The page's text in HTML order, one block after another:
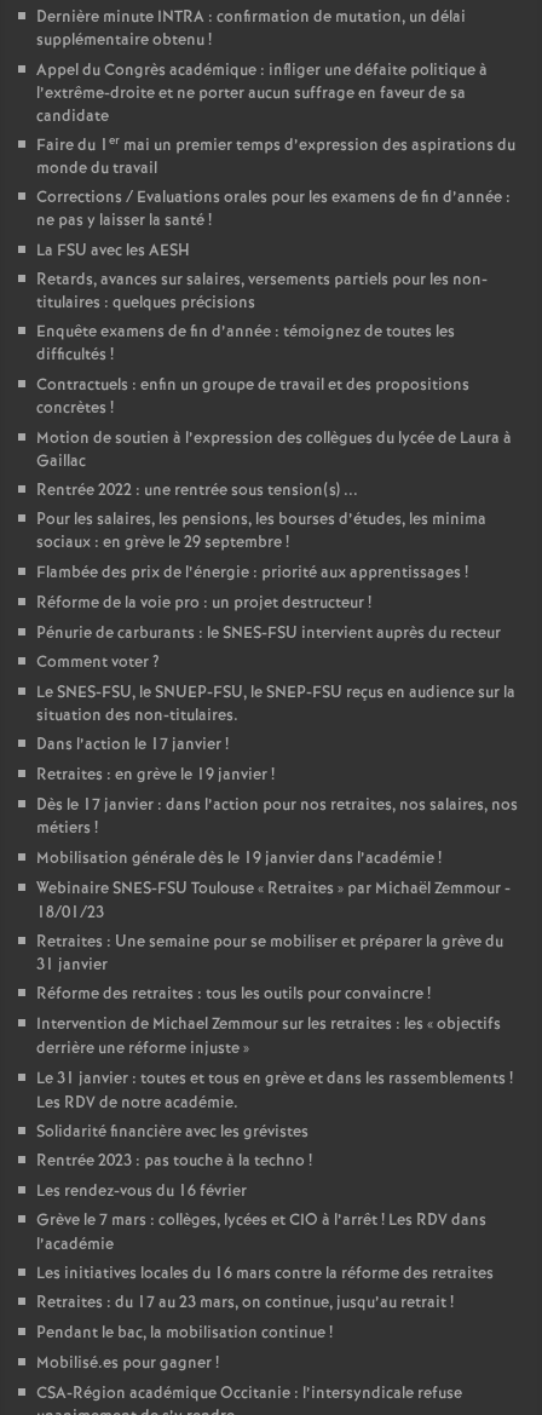
Dernière minute INTRA : confirmation de mutation, un délai
supplémentaire obtenu!
Appel du Congrès académique : infliger une défaite politique à
l’extrême-droite et ne porter aucun suffrage en faveur de sa
candidate
Faire du 1 er mai un premier temps d’expression des aspirations du
monde du travail
Corrections / Evaluations orales pour les examens de fin d’année :
ne pas y laisser la santé!
La FSU avec les AESH
Retards, avances sur salaires, versements partiels pour les non-
titulaires : quelques précisions
Enquête examens de fin d’année : témoignez de toutes les
difficultés !
Contractuels : enfin un groupe de travail et des propositions
concrètes !
Motion de soutien à l’expression des collègues du lycée de Laura à
Gaillac
Rentrée 2022 : une rentrée sous tension(s) ...
Pour les salaires, les pensions, les bourses d’études, les minima
sociaux : en grève le 29 septembre!
Flambée des prix de l’énergie : priorité aux apprentissages !
Réforme de la voie pro : un projet destructeur!
Pénurie de carburants : le SNES-FSU intervient auprès du recteur
Comment voter?
Le SNES-FSU, le SNUEP-FSU, le SNEP-FSU reçus en audience sur la
situation des non-titulaires.
Dans l’action le 17 janvier!
Retraites : en grève le 19 janvier!
Dès le 17 janvier : dans l’action pour nos retraites, nos salaires, nos
métiers !
Mobilisation générale dès le 19 janvier dans l’académie!
Webinaire SNES-FSU Toulouse « Retraites » par Michaël Zemmour -
18/01/23
Retraites : Une semaine pour se mobiliser et préparer la grève du
31 janvier
Réforme des retraites : tous les outils pour convaincre!
Intervention de Michael Zemmour sur les retraites : les «objectifs
derrière une réforme injuste»
Le 31 janvier : toutes et tous en grève et dans les rassemblements !
Les RDV de notre académie.
Solidarité financière avec les grévistes
Rentrée 2023 : pas touche à la techno !
Les rendez-vous du 16 février
Grève le 7 mars : collèges, lycées et CIO à l’arrêt! Les RDV dans
l’académie
Les initiatives locales du 16 mars contre la réforme des retraites
Retraites : du 17 au 23 mars, on continue, jusqu’au retrait!
Pendant le bac, la mobilisation continue!
Mobilisé.es pour gagner!
CSA-Région académique Occitanie : l’intersyndicale refuse